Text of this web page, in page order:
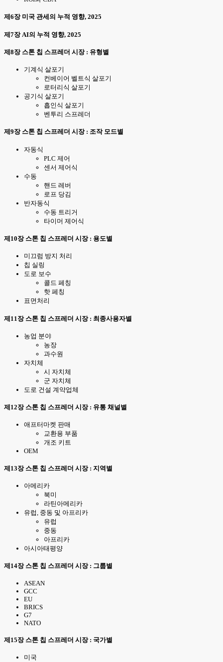
제6장 미국 관세의 누적 영향, 2025
제7장 AI의 누적 영향, 2025
제8장 스톤 칩 스프레더 시장 : 유형별
기계식 살포기
컨베이어 벨트식 살포기
로터리식 살포기
공기식 살포기
흡인식 살포기
벤투리 스프레더
제9장 스톤 칩 스프레더 시장 : 조작 모드별
자동식
PLC 제어
센서 제어식
수동
핸드 레버
로프 당김
반자동식
수동 트리거
타이머 제어식
제10장 스톤 칩 스프레더 시장 : 용도별
미끄럼 방지 처리
칩 실링
도로 보수
콜드 페칭
핫 페칭
표면처리
제11장 스톤 칩 스프레더 시장 : 최종사용자별
농업 분야
농장
과수원
자치체
시 자치체
군 자치체
도로 건설 계약업체
제12장 스톤 칩 스프레더 시장 : 유통 채널별
애프터마켓 판매
교환용 부품
개조 키트
OEM
제13장 스톤 칩 스프레더 시장 : 지역별
아메리카
북미
라틴아메리카
유럽, 중동 및 아프리카
유럽
중동
아프리카
아시아태평양
제14장 스톤 칩 스프레더 시장 : 그룹별
ASEAN
GCC
EU
BRICS
G7
NATO
제15장 스톤 칩 스프레더 시장 : 국가별
미국